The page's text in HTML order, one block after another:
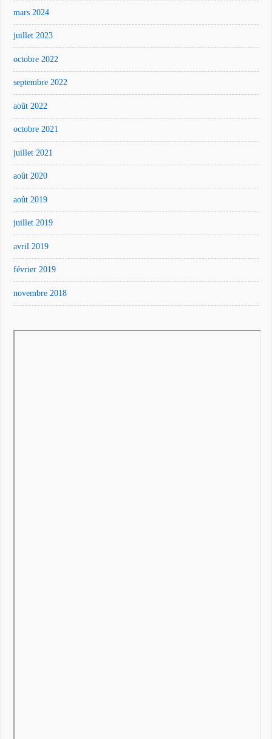
mars 2024
juillet 2023
octobre 2022
septembre 2022
août 2022
octobre 2021
juillet 2021
août 2020
août 2019
juillet 2019
avril 2019
février 2019
novembre 2018